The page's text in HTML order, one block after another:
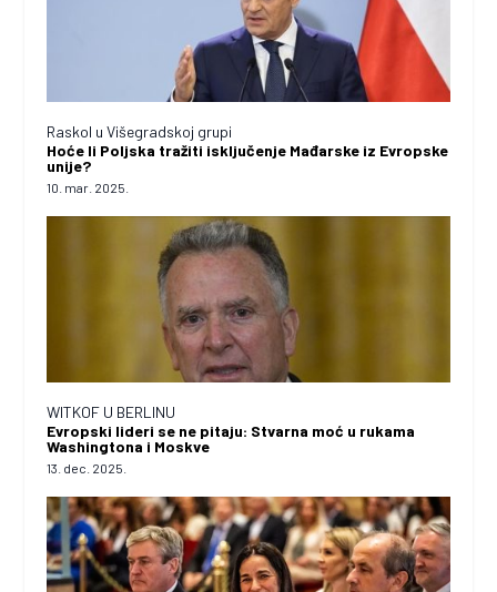
Raskol u Višegradskoj grupi
Hoće li Poljska tražiti isključenje Mađarske iz Evropske
unije?
10. mar. 2025.
WITKOF U BERLINU
Evropski lideri se ne pitaju: Stvarna moć u rukama
Washingtona i Moskve
13. dec. 2025.